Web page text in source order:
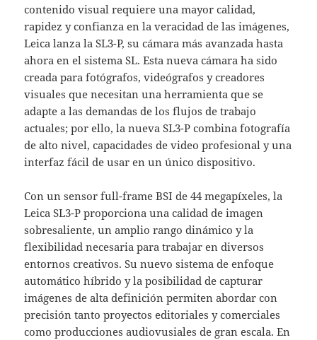
contenido visual requiere una mayor calidad,
rapidez y confianza en la veracidad de las imágenes,
Leica lanza la SL3-P, su cámara más avanzada hasta
ahora en el sistema SL. Esta nueva cámara ha sido
creada para fotógrafos, videógrafos y creadores
visuales que necesitan una herramienta que se
adapte a las demandas de los flujos de trabajo
actuales; por ello, la nueva SL3-P combina fotografía
de alto nivel, capacidades de video profesional y una
interfaz fácil de usar en un único dispositivo.
Con un sensor full-frame BSI de 44 megapíxeles, la
Leica SL3-P proporciona una calidad de imagen
sobresaliente, un amplio rango dinámico y la
flexibilidad necesaria para trabajar en diversos
entornos creativos. Su nuevo sistema de enfoque
automático híbrido y la posibilidad de capturar
imágenes de alta definición permiten abordar con
precisión tanto proyectos editoriales y comerciales
como producciones audiovusiales de gran escala. En